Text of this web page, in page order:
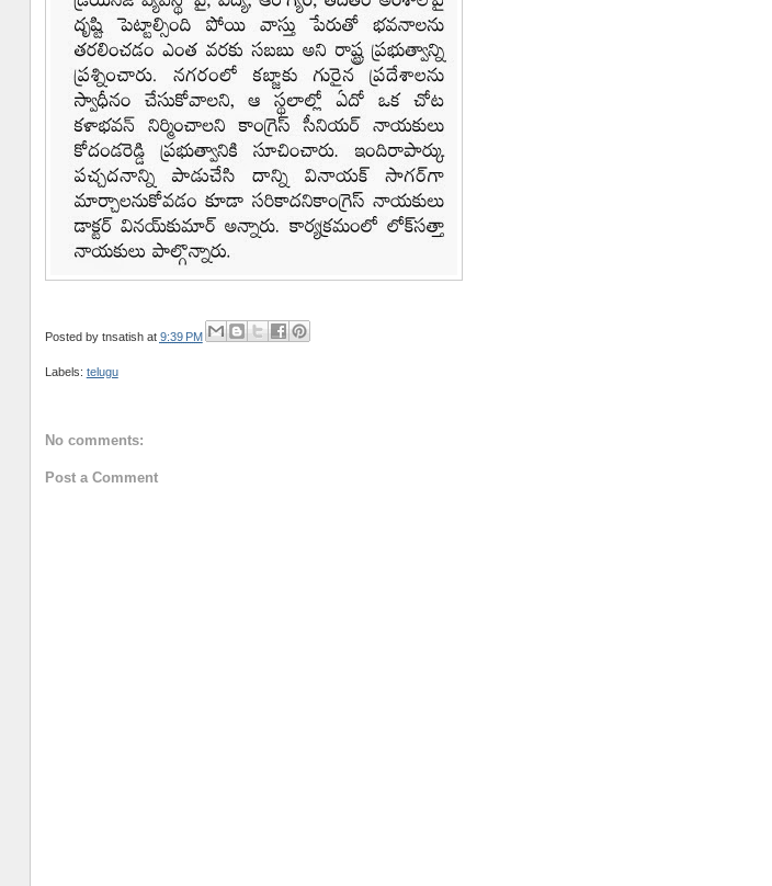
Posted by tnsatish at 9:39 PM
Labels: telugu
No comments:
Post a Comment